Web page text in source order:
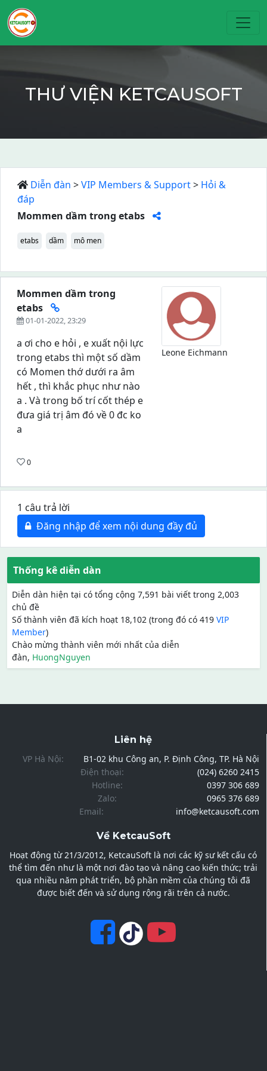
THƯ VIỆN KETCAUSOFT
Diễn đàn >VIP Members & Support> Hỏi &
đáp
Mommen dầm trong etabs
etabs dầm mô men
Mommen dầm trong
etabs
01-01-2022, 23:29
a ơi cho e hỏi , e xuất nội lực
trong etabs thì một số dầm
có Momen thớ dưới ra âm
hết , thì khắc phục như nào
a . Và trong bố trí cốt thép e
đưa giá trị âm đó về 0 đc ko
a
0
Leone Eichmann
1 câu trả lời
Đăng nhập để xem nội dung đầy đủ
Thống kê diễn dàn
Diễn dàn hiện tại có tổng cộng 7,591 bài viết trong 2,003
chủ đề
Số thành viên đã kích hoạt 18,102 (trong đó có 419 VIP
Member)
Chào mừng thành viên mới nhất của diễn
đàn, HuongNguyen
Liên hệ
VP Hà Nội:
B1-02 khu Công an, P. Định Công, TP. Hà Nội
Điện thoại:
(024) 6260 2415
Hotline:
0397 306 689
Zalo:
0965 376 689
Email:
info@ketcausoft.com
Về KetcauSoft
Hoạt động từ 21/3/2012, KetcauSoft là nơi các kỹ sư kết cấu có
thể tìm đến như là một nơi đào tạo và nâng cao kiến thức; trải
qua nhiều năm phát triển, bộ phần mềm của chúng tôi đã
được biết đến và sử dụng rộng rãi trên cả nước.